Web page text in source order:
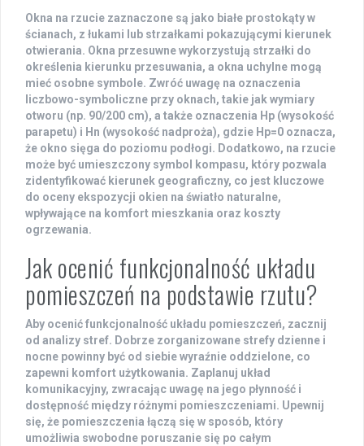
Okna na rzucie zaznaczone są jako białe prostokątyw
ścianach, z łukami lub strzałkami pokazującymi kierunek
otwierania. Okna przesuwne wykorzystują strzałki do
określenia kierunku przesuwania, a okna uchylne mogą
mieć osobne symbole. Zwróć uwagę na oznaczenia
liczbowo-symboliczne przy oknach, takie jak wymiary
otworu (np. 90/200 cm), a także oznaczenia Hp (wysokość
parapetu) i Hn (wysokość nadproża), gdzie Hp=0 oznacza,
że okno sięga do poziomu podłogi. Dodatkowo, na rzucie
może być umieszczony symbol kompasu, który pozwala
zidentyfikować kierunek geograficzny, co jest kluczowe
do oceny ekspozycji okien na światło naturalne,
wpływające na komfort mieszkania oraz koszty
ogrzewania.
Jak ocenić funkcjonalność układu
pomieszczeń na podstawie rzutu?
Aby ocenićfunkcjonalność układu pomieszczeń, zacznij
od analizy stref. Dobrze zorganizowane strefy dzienne i
nocne powinny być od siebie wyraźnie oddzielone, co
zapewni komfort użytkowania. Zaplanuj układ
komunikacyjny, zwracając uwagę na jego płynność i
dostępność między różnymi pomieszczeniami. Upewnij
się, że pomieszczenia łączą się w sposób, który
umożliwia swobodne poruszanie się po całym